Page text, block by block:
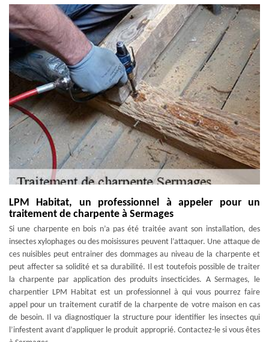
LPM Habitat, un professionnel à appeler pour un
traitement de charpente à Sermages
Si une charpente en bois n’a pas été traitée avant son installation, des
insectes xylophages ou des moisissures peuvent l’attaquer. Une attaque de
ces nuisibles peut entrainer des dommages au niveau de la charpente et
peut affecter sa solidité et sa durabilité. Il est toutefois possible de traiter
la charpente par application des produits insecticides. A Sermages, le
charpentier LPM Habitat est un professionnel à qui vous pourrez faire
appel pour un traitement curatif de la charpente de votre maison en cas
de besoin. Il va diagnostiquer la structure pour identifier les insectes qui
l’infestent avant d’appliquer le produit approprié. Contactez-le si vous êtes